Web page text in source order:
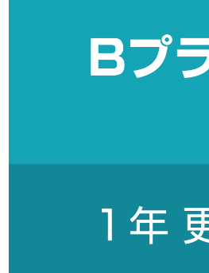
ブログ
お問い合わせ